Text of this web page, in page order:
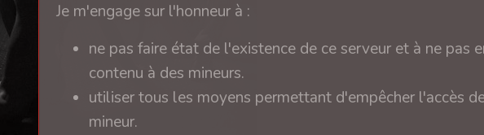
Je m'engage sur l'honneur à :
ne pas faire état de l'existence de ce serveur et à ne pas
contenu à des mineurs.
utiliser tous les moyens permettant d'empêcher l'accès
mineur.